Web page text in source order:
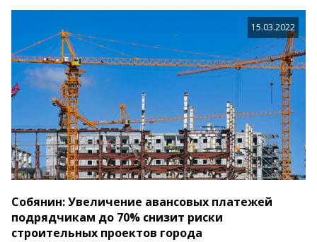
15.03.2022
Собянин: Увеличение авансовых платежей
подрядчикам до 70% снизит риски
строительных проектов города